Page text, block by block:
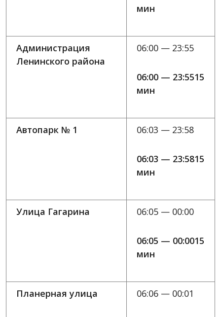
мин
Администрация
Ленинского района
06:00 — 23:55
06:00 — 23:5515
мин
Автопарк № 1 06:03 — 23:58
06:03 — 23:5815
мин
Улица Гагарина 06:05 — 00:00
06:05 — 00:0015
мин
Планерная улица 06:06 — 00:01